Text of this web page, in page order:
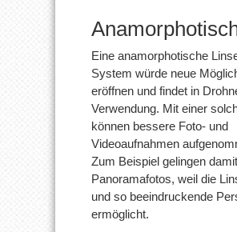
Eine anamorphotische
System würde neue
eröffnen und findet in
Verwendung. Mit einer
können bessere Foto- und
Videoaufnahmen
Zum Beispiel gelingen
Panoramafotos, weil die
und so beeindruckende
ermöglicht.